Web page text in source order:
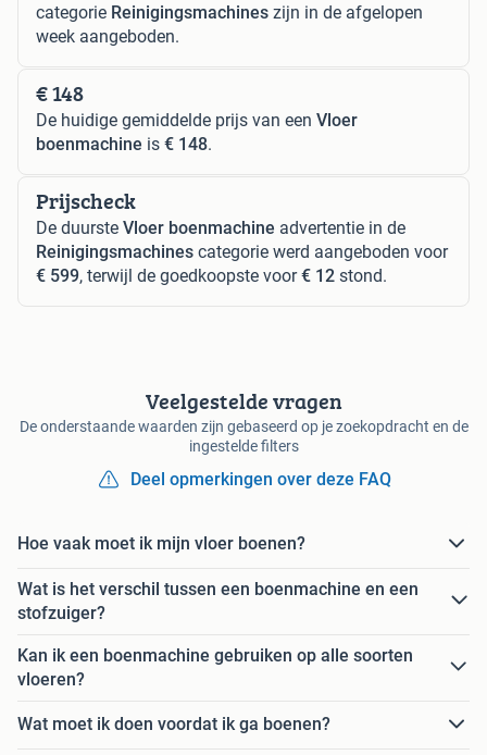
categorie Reinigingsmachines zijn in de afgelopen
week aangeboden.
€ 148
De huidige gemiddelde prijs van een Vloer
boenmachine is € 148.
Prijscheck
De duurste Vloer boenmachine advertentie in de
Reinigingsmachines categorie werd aangeboden voor
€ 599, terwijl de goedkoopste voor€ 12 stond.
Veelgestelde vragen
De onderstaande waarden zijn gebaseerd op je zoekopdracht en de
ingestelde filters
Deel opmerkingen over deze FAQ
Hoe vaak moet ik mijn vloer boenen?
Wat is het verschil tussen een boenmachine en een
stofzuiger?
Kan ik een boenmachine gebruiken op alle soorten
vloeren?
Wat moet ik doen voordat ik ga boenen?